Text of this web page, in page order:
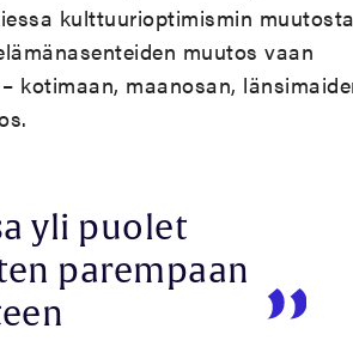
kulttuurioptimismin muutosta
muutos vaan
kotimaan, maanosan,
yli puolet
parempaan